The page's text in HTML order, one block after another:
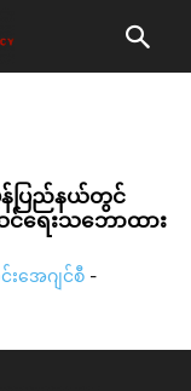
န်ပြည်နယ်တွင်
င်ရေးသဘောထား
အေဂျင်စီ -